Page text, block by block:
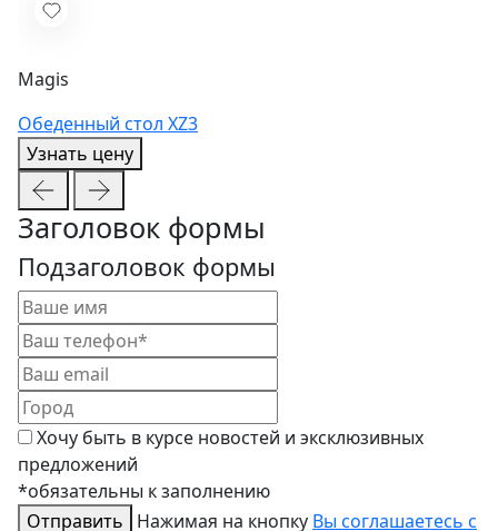
Magis
Обеденный стол XZ3
Узнать цену
Заголовок формы
Подзаголовок формы
Хочу быть в курсе новостей и эксклюзивных
предложений
*обязательны к заполнению
Отправить
Нажимая на кнопку Вы соглашаетесь с